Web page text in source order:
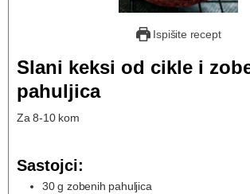
Ispišite recept
Slani keksi od cikle i
pahuljica
Za 8-10 kom
Sastojci:
30 g zobenih pahuljica